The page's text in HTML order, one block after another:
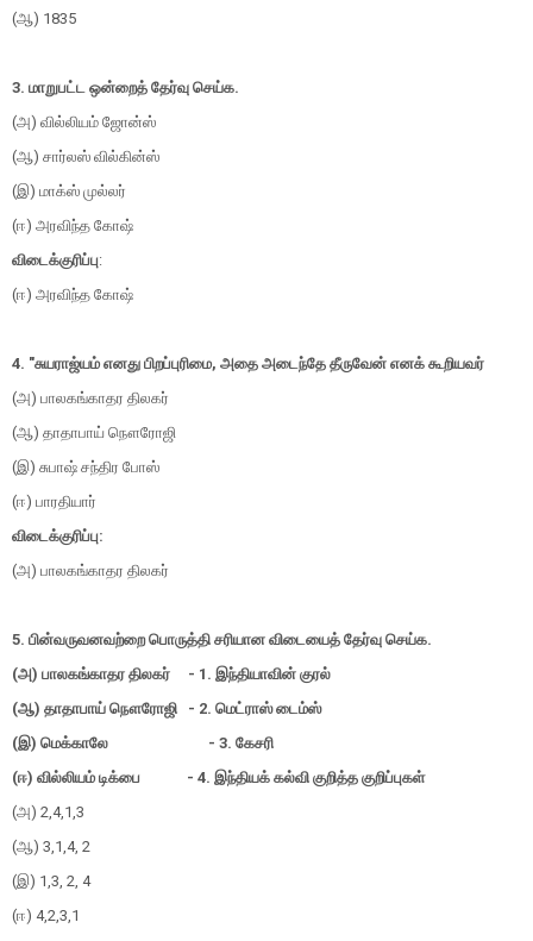
(ஆ) 1835
3. மாறுபட்ட ஒன்றைத் தேர்வு செய்க.
(அ) வில்லியம் ஜோன்ஸ்
(ஆ) சார்லஸ் வில்கின்ஸ்
(இ) மாக்ஸ் முல்லர்
(ஈ) அரவிந்த கோஷ்
விடைக்குரிப்பு:
(ஈ) அரவிந்த கோஷ்
4. "சுயராஜ்யம் எனது பிறப்புரிமை, அதை அடைந்தே தீருவேன் எனக் கூறியவர்
(அ) பாலகங்காதர திலகர்
(ஆ) தாதாபாய் நௌரோஜி
(இ) சுபாஷ் சந்திர போஸ்
(ஈ) பாரதியார்
விடைக்குரிப்பு:
(அ) பாலகங்காதர திலகர்
5. பின்வருவனவற்றை பொருத்தி சரியான விடையைத் தேர்வு செய்க.
(அ) பாலகங்காதர திலகர் - 1. இந்தியாவின் குரல்
(ஆ) தாதாபாய் நௌரோஜி - 2. மெட்ராஸ் டைம்ஸ்
(இ) மெக்காலே - 3. கேசரி
(ஈ) வில்லியம் டிக்பை - 4. இந்தியக் கல்வி குறித்த குறிப்புகள்
(அ) 2,4,1,3
(ஆ) 3,1,4, 2
(இ) 1,3, 2, 4
(ஈ) 4,2,3,1